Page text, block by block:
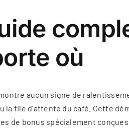
où
aucun signe de
file d’attente du café. Cette
de bonus spécialement